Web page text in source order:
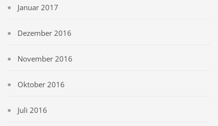
Januar 2017
Dezember 2016
November 2016
Oktober 2016
Juli 2016